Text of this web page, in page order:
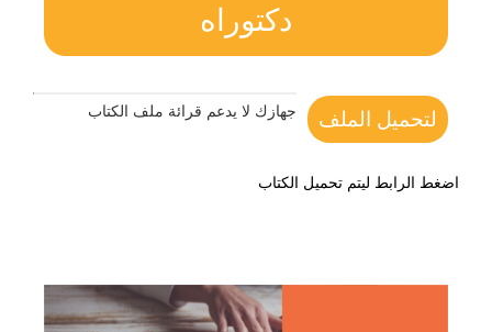
دكتوراه
لتحميل الملف جهازك لا يدعم قرائة ملف الكتاب
اضغط الرابط ليتم تحميل الكتاب